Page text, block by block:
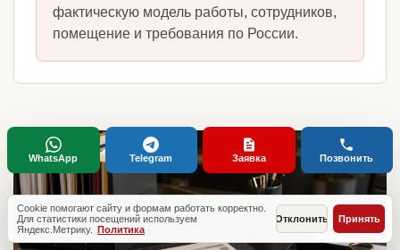
фактическую модель работы, сотрудников,
помещение и требования по России.
Cookie помогают сайту и формам работать корректно.
Для статистики посещений используем
Яндекс.Метрику. Политика
Отклонить Принять
WhatsApp Telegram Заявка Позвонить